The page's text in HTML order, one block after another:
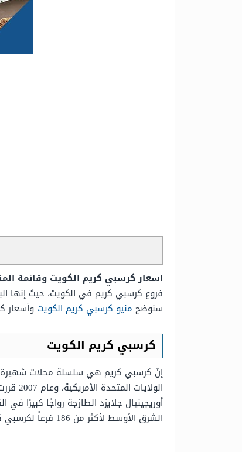
اسعار كرسبي كريم الكويت وقائمة
فروع كرسبي كريم في الكويت، حيث إنها
سنوضح منيو كرسبي كريم الكويت وأسعار
كرسبي كريم الكويت
أوريجينيال جلايزد الطازجة رواجًا
الشرق الأوسط لأكثر من 186 فرعاً لكرسبي كريم.